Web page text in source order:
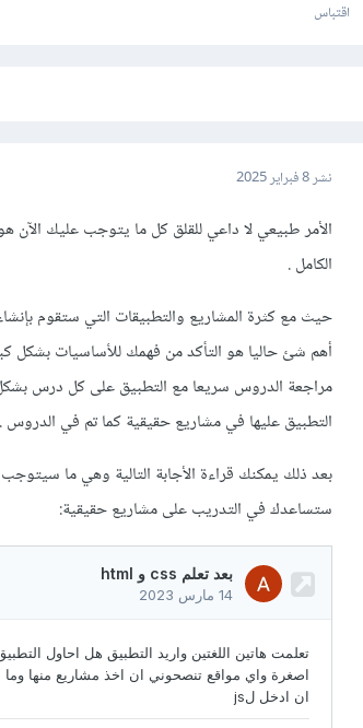
اقتباس
نشر8 فبراير 2025
الأمر طبيعي لا داعي للقلق كل ما يتوجب عليك الآن
الكامل .
حيث مع كثرة المشاريع والتطبيقات التي ستقوم
مراجعة الدروس سريعا مع التطبيق على كل درس
التطبيق عليها في مشاريع حقيقية كما تم في الدروس .
ستساعدك في التدريب على مشاريع حقيقية: